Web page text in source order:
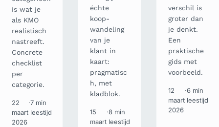
is wat je
als KMO
realistisch
nastreeft.
Concrete
checklist
per
categorie.
22
maart
2026
·7 min
leestijd
échte
koop-
wandeling
van je
klant in
kaart:
pragmatisc
h, met
kladblok.
15
maart
·8 min
leestijd
verschil is
groter dan
je denkt.
Een
praktische
gids met
voorbeeld.
12
maart
2026
·6 min
leestijd